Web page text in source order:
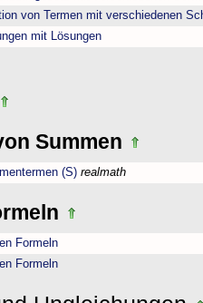
von Termen mit verschiedenen
mit Lösungen
Summen
(S) realmath
Formeln
Formeln